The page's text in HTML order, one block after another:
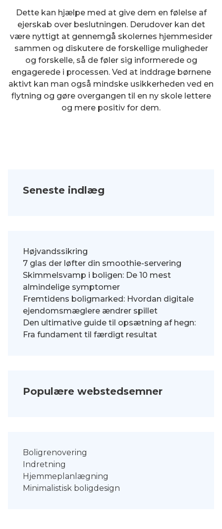
Dette kan hjælpe med at give dem en følelse af
ejerskab over beslutningen. Derudover kan det
være nyttigt at gennemgå skolernes hjemmesider
sammen og diskutere de forskellige muligheder
og forskelle, så de føler sig informerede og
engagerede i processen. Ved at inddrage børnene
aktivt kan man også mindske usikkerheden ved en
flytning og gøre overgangen til en ny skole lettere
og mere positiv for dem.
Seneste indlæg
Højvandssikring
7 glas der løfter din smoothie-servering
Skimmelsvamp i boligen: De 10 mest
almindelige symptomer
Fremtidens boligmarked: Hvordan digitale
ejendomsmæglere ændrer spillet
Den ultimative guide til opsætning af hegn:
Fra fundament til færdigt resultat
Populære webstedsemner
Boligrenovering
Indretning
Hjemmeplanlægning
Minimalistisk boligdesign